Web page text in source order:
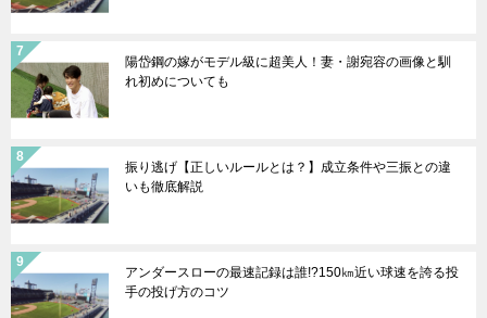
陽岱鋼の嫁がモデル級に超美人！妻・謝宛容の画像と馴
れ初めについても
振り逃げ【正しいルールとは？】成立条件や三振との違
いも徹底解説
アンダースローの最速記録は誰!?150㎞近い球速を誇る投
手の投げ方のコツ